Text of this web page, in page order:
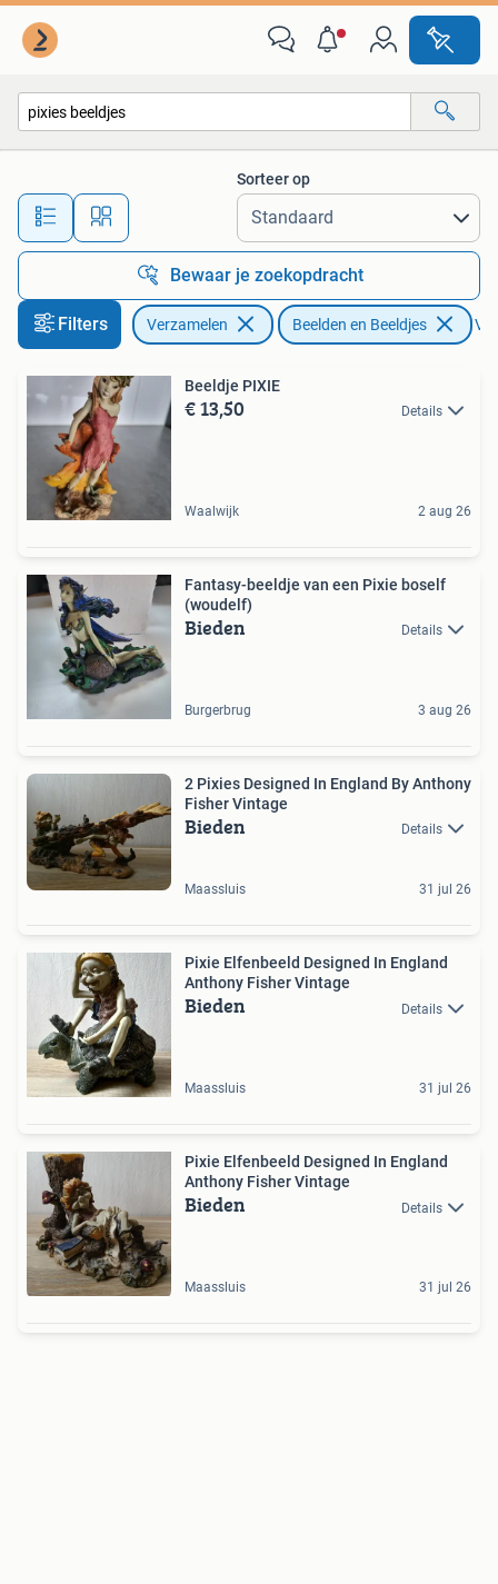
Alle afstanden…
Sorteer op
Bewaar je zoekopdracht
Filters Verzamelen Beelden en Beeldjes
Beeldje PIXIE
€ 13,50 Details
Waalwijk 2 aug 26
Fantasy-beeldje van een Pixie boself
(woudelf)
Bieden Details
Burgerbrug 3 aug 26
2 Pixies Designed In England By Anthony
Fisher Vintage
Bieden Details
Maassluis 31 jul 26
Pixie Elfenbeeld Designed In England
Anthony Fisher Vintage
Bieden Details
Maassluis 31 jul 26
Pixie Elfenbeeld Designed In England
Anthony Fisher Vintage
Bieden Details
Maassluis 31 jul 26